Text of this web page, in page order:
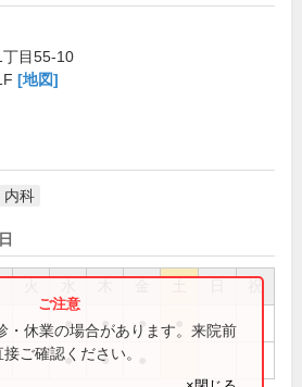
丁目55-10
[地図]
内科
祝
● ● ●
● ●
・休業の場合があります。来院前
ご確認ください。